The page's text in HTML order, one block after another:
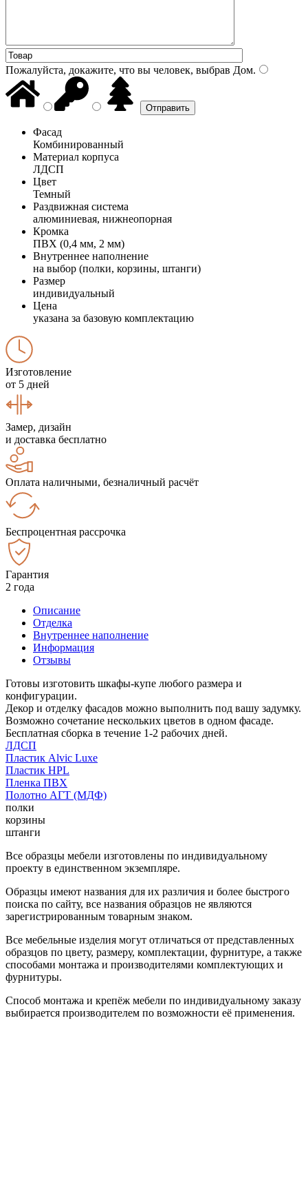
Пожалуйста, докажите, что вы человек, выбрав Дом.
Фасад
Комбинированный
Материал корпуса
ЛДСП
Цвет
Темный
Раздвижная система
алюминиевая, нижнеопорная
Кромка
ПВХ (0,4 мм, 2 мм)
Внутреннее наполнение
на выбор (полки, корзины, штанги)
Размер
индивидуальный
Цена
указана за базовую комплектацию
Изготовление
от 5 дней
Замер, дизайн
и доставка бесплатно
Оплата наличными, безналичный расчёт
Беспроцентная рассрочка
Гарантия
2 года
Описание
Отделка
Внутреннее наполнение
Информация
Отзывы
Готовы изготовить шкафы-купе любого размера и
конфигурации.
Декор и отделку фасадов можно выполнить под вашу задумку.
Возможно сочетание нескольких цветов в одном фасаде.
Бесплатная сборка в течение 1-2 рабочих дней.
ЛДСП
Пластик Alvic Luxe
Пластик HPL
Пленка ПВХ
Полотно АГТ (МДФ)
полки
корзины
штанги
Все образцы мебели изготовлены по индивидуальному
проекту в единственном экземпляре.
Образцы имеют названия для их различия и более быстрого
поиска по сайту, все названия образцов не являются
зарегистрированным товарным знаком.
Все мебельные изделия могут отличаться от представленных
образцов по цвету, размеру, комплектации, фурнитуре, а также
способами монтажа и производителями комплектующих и
фурнитуры.
Способ монтажа и крепёж мебели по индивидуальному заказу
выбирается производителем по возможности её применения.